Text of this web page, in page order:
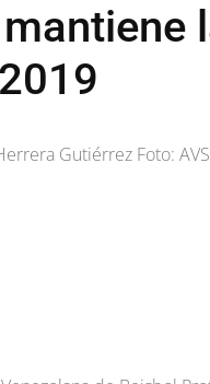
Gutiérrez Foto: AVS